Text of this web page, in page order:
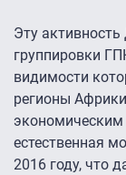
Эту
группировки
видимости
регионы
естественная
2016 году, что